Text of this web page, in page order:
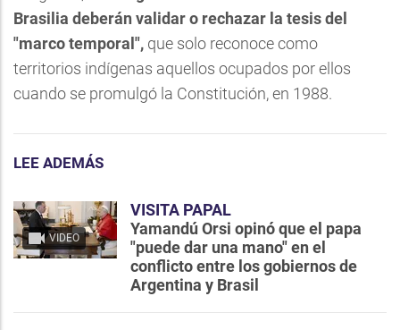
Brasilia deberán validar o rechazar la tesis del
"marco temporal", que solo reconoce como
territorios indígenas aquellos ocupados por ellos
cuando se promulgó la Constitución, en 1988.
LEE ADEMÁS
VIDEO
VISITA PAPAL
Yamandú Orsi opinó que el papa
"puede dar una mano" en el
conflicto entre los gobiernos de
Argentina y Brasil